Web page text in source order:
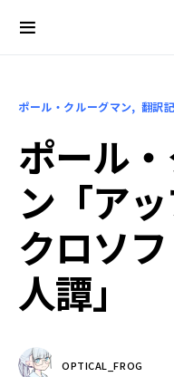
ポール・クルーグマン 翻訳
ポール
ン「ア
クロソ
人譚」
OPTICAL_FROG